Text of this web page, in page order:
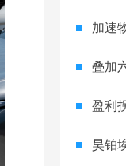
加速物理
叠加六重大
盈利拐点如
昊铂埃安7月